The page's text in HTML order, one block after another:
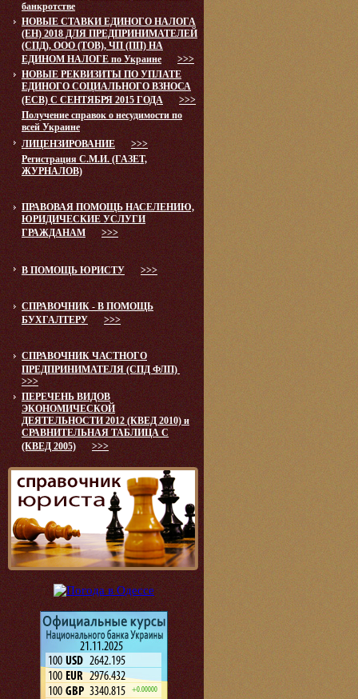
банкротстве
НОВЫЕ СТАВКИ ЕДИНОГО НАЛОГА
(ЕН) 2018 ДЛЯ ПРЕДПРИНИМАТЕЛЕЙ
(СПД), ООО (ТОВ), ЧП (ПП) НА
ЕДИНОМ НАЛОГЕ по Украине
>>>
НОВЫЕ РЕКВИЗИТЫ ПО УПЛАТЕ
ЕДИНОГО СОЦИАЛЬНОГО ВЗНОСА
(ЕСВ) С СЕНТЯБРЯ 2015 ГОДА
>>>
Получение справок о несудимости по
всей Украине
ЛИЦЕНЗИРОВАНИЕ
>>>
Регистрация С.М.И. (ГАЗЕТ,
ЖУРНАЛОВ)
ПРАВОВАЯ ПОМОЩЬ НАСЕЛЕНИЮ,
ЮРИДИЧЕСКИЕ УСЛУГИ
ГРАЖДАНАМ
>>>
В ПОМОЩЬ ЮРИСТУ >>>
СПРАВОЧНИК - В ПОМОЩЬ
БУХГАЛТЕРУ
>>>
СПРАВОЧНИК ЧАСТНОГО
ПРЕДПРИНИМАТЕЛЯ (СПД ФЛП)
>>>
ПЕРЕЧЕНЬ ВИДОВ
ЭКОНОМИЧЕСКОЙ
ДЕЯТЕЛЬНОСТИ 2012 (КВЕД 2010) и
СРАВНИТЕЛЬНАЯ ТАБЛИЦА С
(КВЕД 2005)
>>>